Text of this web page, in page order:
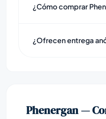
¿Cómo comprar
¿Ofrecen entrega
Phenergan —